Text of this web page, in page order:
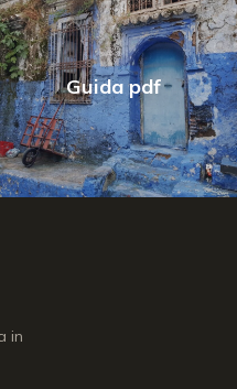
Guida pdf
in